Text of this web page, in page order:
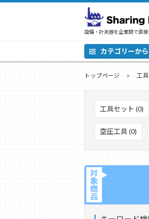
設備・計測器を企業間で直
カテゴリーか
トップページ 工
工具セット (0)
空圧工具 (0)
対
象
商
品